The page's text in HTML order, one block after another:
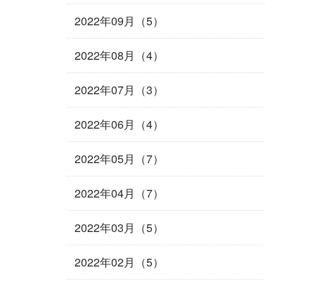
2022年09月（5）
2022年08月（4）
2022年07月（3）
2022年06月（4）
2022年05月（7）
2022年04月（7）
2022年03月（5）
2022年02月（5）